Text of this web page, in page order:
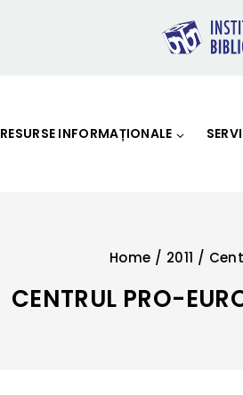
RESURSE INFORMAȚIONALE
Home / 2011 /
CENTRUL PRO-